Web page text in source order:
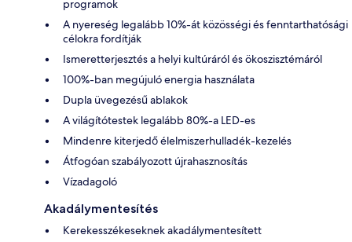
programok
A nyereség legalább 10%-át közösségi és fenntarthatósági
célokra fordítják
Ismeretterjesztés a helyi kultúráról és ökoszisztémáról
100%-ban megújuló energia használata
Dupla üvegezésű ablakok
A világítótestek legalább 80%-a LED-es
Mindenre kiterjedő élelmiszerhulladék-kezelés
Átfogóan szabályozott újrahasznosítás
Vízadagoló
Akadálymentesítés
Kerekesszékeseknek akadálymentesített